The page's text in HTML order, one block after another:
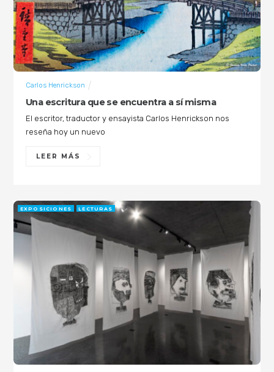
Una escritura que se encuentra a sí misma
Carlos Henrickson
El escritor, traductor y ensayista Carlos Henrickson nos
reseña hoy un nuevo
LEER MÁS
EXPOSICIONES LECTURAS